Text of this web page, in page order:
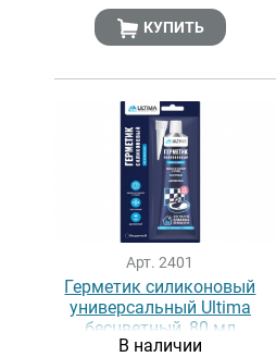
КУПИТЬ
Арт. 2401
Герметик силиконовый
универсальный Ultima
бесцветный, 80 мл
В наличии